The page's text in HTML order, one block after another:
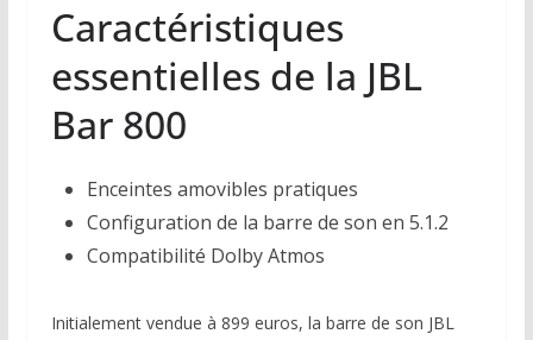
Caractéristiques
essentielles de la JBL
Bar 800
Enceintes amovibles pratiques
Configuration de la barre de son en 5.1.2
Compatibilité Dolby Atmos
Initialement vendue à 899 euros, la barre de son JBL